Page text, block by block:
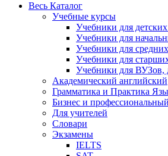
Весь Каталог
Учебные курсы
Учебники для детских
Учебники для
Учебники для
Учебники для
Учебники для ВУЗов,
Академический английский
Грамматика и Практика
Бизнес и
Для учителей
Словари
Экзамены
IELTS